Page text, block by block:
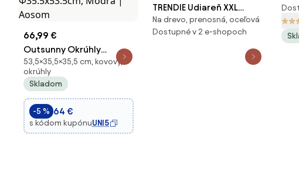
66,99 €
Outsunny Okrúhly
Záhradný Kávový Stôl s
Keramickým Mozaikovým
Vrchnákom,
Ф35.5x53.5cm, Modrá |
Aosom
53,5×35,5×35,5 cm, kovový,
okrúhly
Skladom
-5 % 64 €
s kódom kupónuUNI5
TRENDIE Udiareň XXL
drevená s kovovým
komínom
Na drevo, prenosná, oceľová
Dostupné v 2 e-shopoch